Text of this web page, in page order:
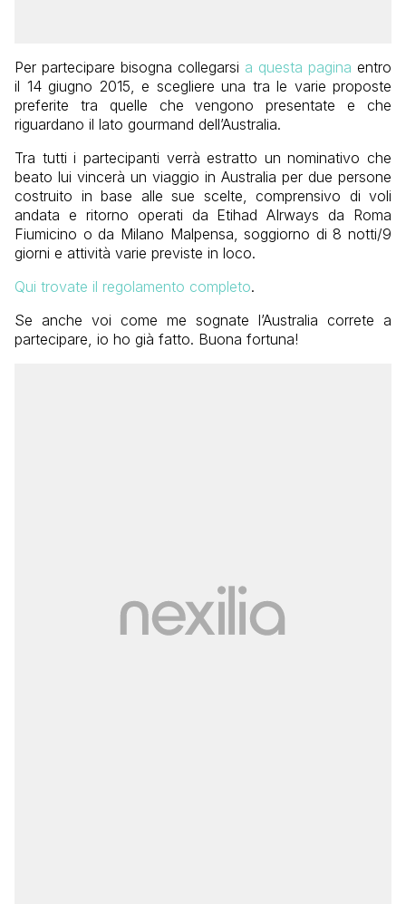
Per partecipare bisogna collegarsi a questa pagina entro
il 14 giugno 2015, e scegliere una tra le varie proposte
preferite tra quelle che vengono presentate e che
riguardano il lato gourmand dell’Australia.
Tra tutti i partecipanti verrà estratto un nominativo che
beato lui vincerà un viaggio in Australia per due persone
costruito in base alle sue scelte, comprensivo di voli
andata e ritorno operati da Etihad AIrways da Roma
Fiumicino o da Milano Malpensa, soggiorno di 8 notti/9
giorni e attività varie previste in loco.
Qui trovate il regolamento completo.
Se anche voi come me sognate l’Australia correte a
partecipare, io ho già fatto. Buona fortuna!